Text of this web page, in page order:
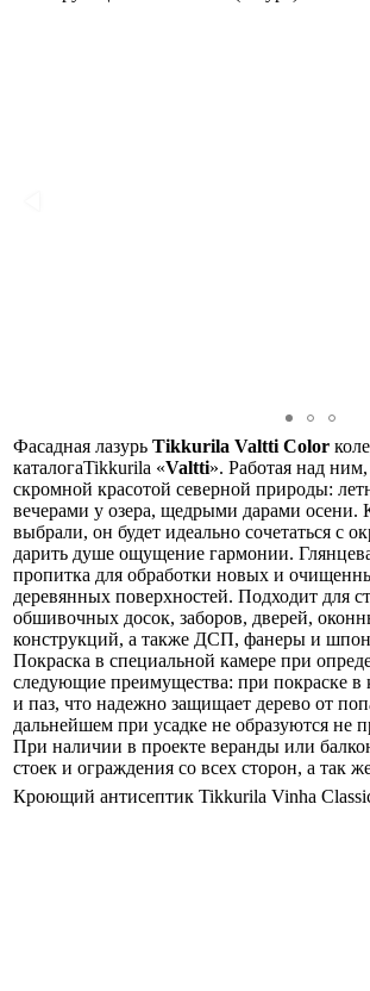
Фасадная лазурь Tikkurila Valtti Color
каталогаTikkurila «Valtti». Работая над
скромной красотой северной природы:
вечерами у озера, щедрыми дарами
выбрали, он будет идеально сочетаться
дарить душе ощущение гармонии.
пропитка для обработки новых и
деревянных поверхностей. Подходит для
обшивочных досок, заборов, дверей,
конструкций, а также ДСП, фанеры и
Покраска в специальной камере при
следующие преимущества: при покраске в
и паз, что надежно защищает дерево от
дальнейшем при усадке не образуются не
При наличии в проекте веранды или
стоек и ограждения со всех сторон, а так
Кроющий антисептик Tikkurila Vinha